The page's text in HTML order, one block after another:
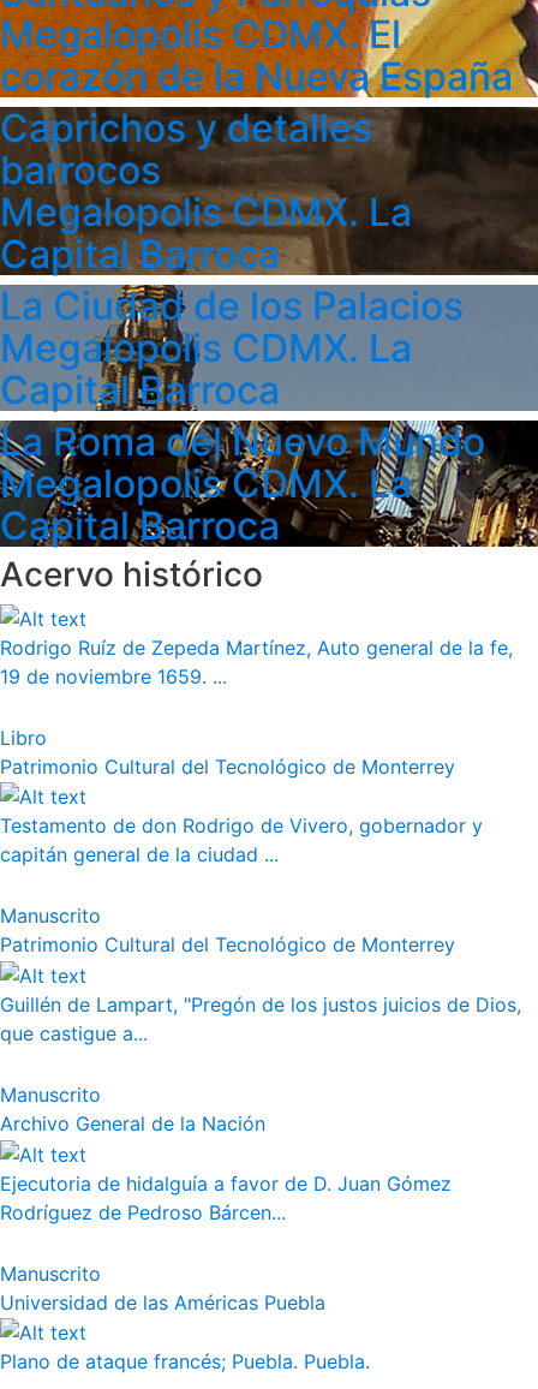
Megalopolis CDMX. El
corazón de la Nueva España
Caprichos y detalles
barrocos
Megalopolis CDMX. La
Capital Barroca
La Ciudad de los Palacios
Megalopolis CDMX. La
Capital Barroca
La Roma del Nuevo Mundo
Megalopolis CDMX. La
Capital Barroca
Acervo histórico
Rodrigo Ruíz de Zepeda Martínez, Auto general de la fe,
19 de noviembre 1659. ...
Libro
Patrimonio Cultural del Tecnológico de Monterrey
Testamento de don Rodrigo de Vivero, gobernador y
capitán general de la ciudad ...
Manuscrito
Patrimonio Cultural del Tecnológico de Monterrey
Guillén de Lampart, "Pregón de los justos juicios de Dios,
que castigue a...
Manuscrito
Archivo General de la Nación
Ejecutoria de hidalguía a favor de D. Juan Gómez
Rodríguez de Pedroso Bárcen...
Manuscrito
Universidad de las Américas Puebla
Plano de ataque francés; Puebla. Puebla.